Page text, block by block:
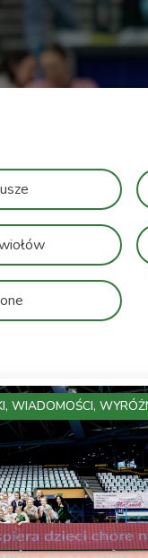
WIADOMOŚCI,